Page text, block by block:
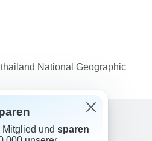
National Geographic
und sparen